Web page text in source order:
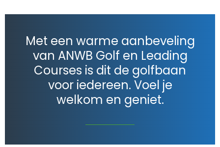
Met een warme aanbeveling
van ANWB Golf en Leading
Courses is dit de golfbaan
voor iedereen. Voel je
welkom en geniet.